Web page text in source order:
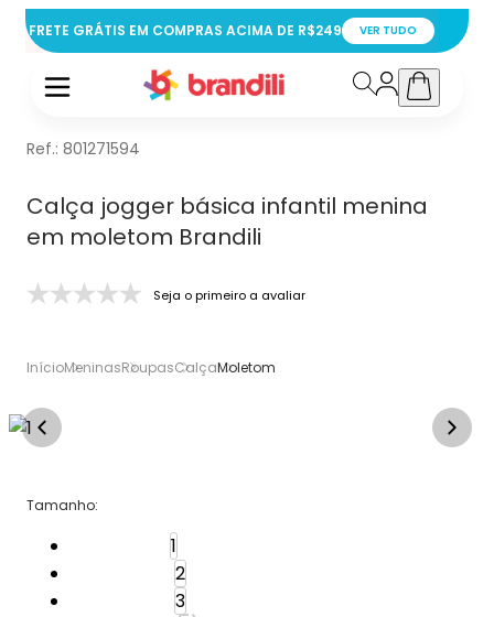
FRETE GRÁTIS EM COMPRAS ACIMA DE R$249 VER TUDO
Ref.: 801271594
Calça jogger básica infantil menina
em moletom Brandili
Seja o primeiro a avaliar
InícioMeninasRoupasCalçaMoletom
Tamanho:
1
2
3